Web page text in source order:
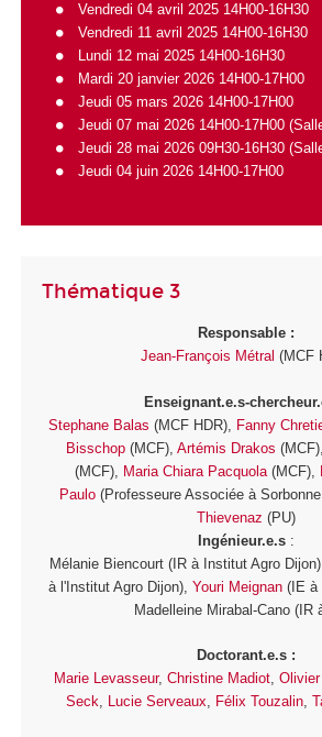
Vendredi 04 avril 2025 14H00-16H30
Vendredi 11 avril 2025 14H00-16H30
Lundi 12 mai 2025 14H00-16H30
Mardi 20 janvier 2026 14H00-17H00
Jeudi 05 mars 2026 14H00-17H00
Jeudi 07 mai 2026 14H00-17H00
Jeudi 28 mai 2026 09H30-16H30
Jeudi 04 juin 2026 14H00-17H00
Thématique 3
Responsable :
Jean-François Métral (MCF
Enseignant.e.s-
Stephane Balas (MCF HDR), Fanny
Bisschop(MCF), Artémis Drakos (MCF),
(MCF), Maria Chiara Pacquola(MCF),
Paulo (Professeure Associée à
Thievenaz (PU)
Ingénieur.e.s :
Mélanie Biencourt (IR à Institut Agro
à l'Institut Agro Dijon), Youri Meignan (IE à
Madelleine Mirabal-Cano (IR
Doctorant.e.s :
Marie Levasseur, Christine Madiot,
Seck
Lucie Serveaux Félix Touzalin